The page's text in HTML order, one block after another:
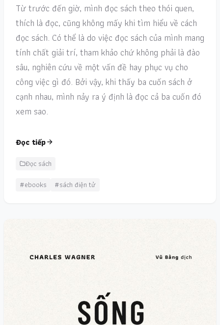
Từ trước đến giờ, mình đọc sách theo thói quen,
thích là đọc, cũng không mấy khi tìm hiểu về cách
đọc sách. Có thể là do việc đọc sách của mình mang
tính chất giải trí, tham khảo chứ không phải là đào
sâu, nghiên cứu về một vấn đề hay phục vụ cho
công việc gì đó. Bởi vậy, khi thấy ba cuốn sách ở
cạnh nhau, mình nảy ra ý định là đọc cả ba cuốn đó
xem sao.
Đọc tiếp
Đọc sách
#ebooks
#sách điện tử